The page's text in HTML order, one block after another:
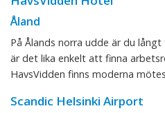
Åland
På Ålands norra udde är du
är det lika enkelt att finna
HavsVidden finns moderna
Scandic Helsinki Airport